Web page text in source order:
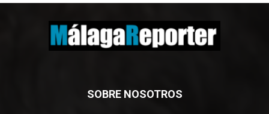
SOBRE NOSOTROS